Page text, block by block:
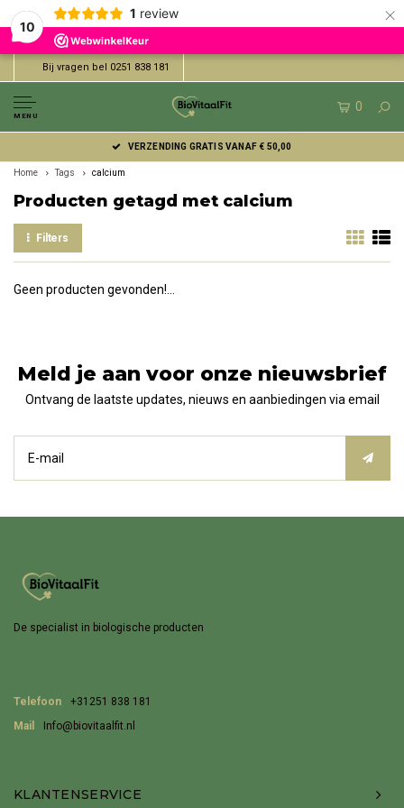
10
1 review ×
Bij vragen bel 0251 838 181
MENU
0
VERZENDING GRATIS VANAF € 50,00
Home Tags calcium
Producten getagd met calcium
Filters
Geen producten gevonden!...
Meld je aan voor onze nieuwsbrief
Ontvang de laatste updates, nieuws en aanbiedingen via email
De specialist in biologische producten
Telefoon
+31251 838 181
Mail
Info@biovitaalfit.nl
KLANTENSERVICE